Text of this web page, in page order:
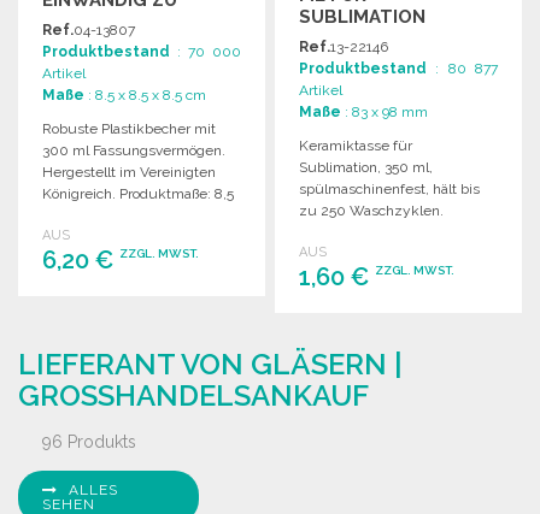
GROSSHANDELSPREISEN
Ref.04-13807
Produktbestand : 70 000
Artikel
Maße : 8.5 x 8.5 x 8.5 cm
Robuste Plastikbecher mit
300 ml Fassungsvermögen.
Hergestellt im Vereinigten
Königreich. Produktmaße: 8,5
AUS
6,20 € ZZGL. MWST.
SUBLIMATION
Ref.13-22146
Produktbestand : 80 877
Artikel
Maße : 83 x 98 mm
Keramiktasse für
Sublimation, 350 ml,
spülmaschinenfest, hält bis
zu 250 Waschzyklen.
Ø83 x 98 mm.
AUS
1,60 € ZZGL. MWST.
Angebot anfordern
LIEFERANT VON GLÄSERN |
GROSSHANDELSANKAUF
96 Produkts
ALLES
SEHEN